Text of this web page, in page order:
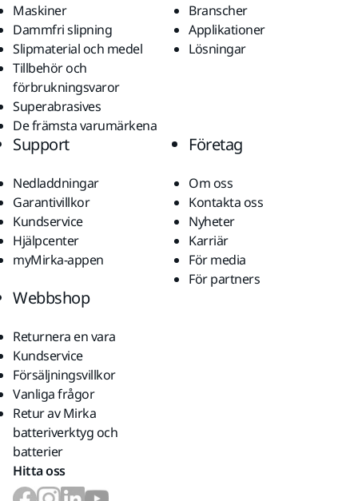
Maskiner
Dammfri slipning
Slipmaterial och medel
Tillbehör och
förbrukningsvaror
Superabrasives
De främsta varumärkena
Branscher
Applikationer
Lösningar
Support
Nedladdningar
Garantivillkor
Kundservice
Hjälpcenter
myMirka-appen
Företag
Om oss
Kontakta oss
Nyheter
Karriär
För media
För partners
Webbshop
Returnera en vara
Kundservice
Försäljningsvillkor
Vanliga frågor
Retur av Mirka
batteriverktyg och
batterier
Hitta oss